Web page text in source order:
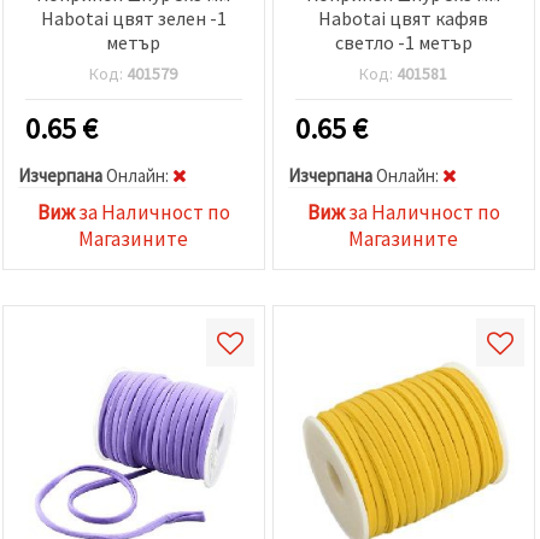
Habotai цвят зелен -1
метър
Код: 401579
0.65€
ИзчерпанаOнлайн:
Вижза Наличност по
Магазините
Habotai цвят кафяв
светло -1 метър
Код: 401581
0.65€
ИзчерпанаOнлайн:
Вижза Наличност по
Магазините